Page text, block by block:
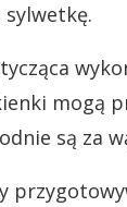
mogą
są za